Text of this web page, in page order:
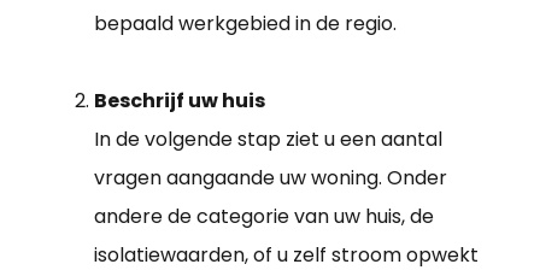
bepaald werkgebied in de regio.
Beschrijf uw huis
In de volgende stap ziet u een aantal
vragen aangaande uw woning. Onder
andere de categorie van uw huis, de
isolatiewaarden, of u zelf stroom opwekt